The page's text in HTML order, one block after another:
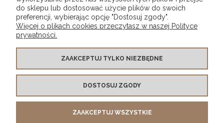
WARUNKI ZAKUPÓW
MOJE KONTO
INFORMACJE O SKLEPIE
do sklepu lub dostosować użycie plików do swoich
preferencji, wybierając opcję "Dostosuj zgody".
Więcej o plikach cookies przeczytasz w naszej Polityce
prywatności.
ZAAKCEPTUJ TYLKO NIEZBĘDNE
DOSTOSUJ ZGODY
ZAAKCEPTUJ WSZYSTKIE